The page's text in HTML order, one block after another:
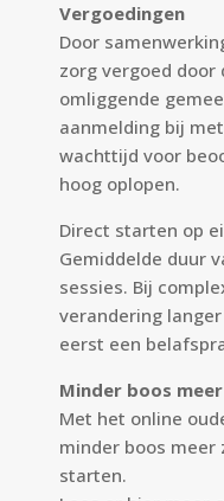
Vergoedingen
Door
zorg vergoed
omliggende
aanmelding bij
wachttijd voor
hoog oplopen.
Direct starten op
Gemiddelde duur
sessies. Bij
verandering
eerst een
Minder boos
Met het online
minder boos
starten.